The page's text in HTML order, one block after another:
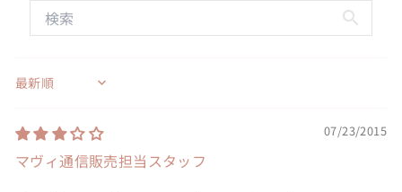
Sort by
07/23/2015
マヴィ通信販売担当スタッフ